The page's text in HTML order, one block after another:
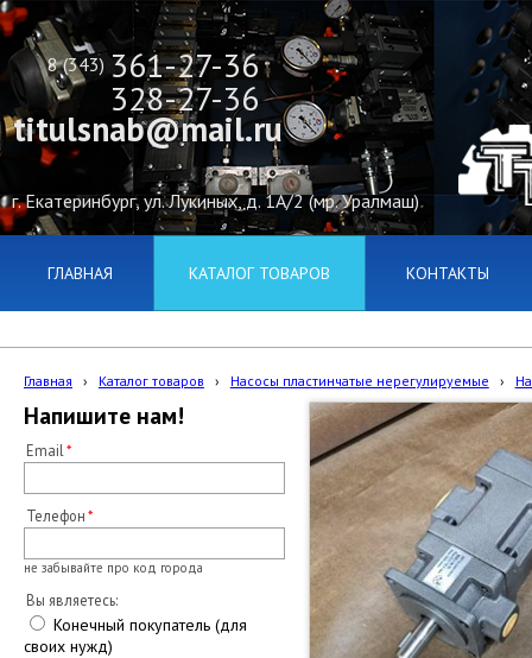
8 (343) 361-27-36
г. Екатеринбург, ул. Лукиных, д. 1А/2 (мр. Уралмаш)
328-27-36
titulsnab@mail.ru
ГЛАВНАЯ КАТАЛОГ ТОВАРОВ КОНТАКТЫ
Главная › Каталог товаров › Насосы пластинчатые нерегулируемые ›
Напишите нам!
Email
Телефон
не забывайте про код города
Вы являетесь:
Конечный покупатель (для
своих нужд)